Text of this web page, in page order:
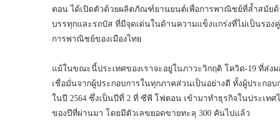
ตอน ได้เปิดตัวด้วยผลิตภัณฑ์ยานยนต์เพื่อการพาณิชย์ที่ล้ำสมัยด้
บรรทุกและรถบัส ที่มีจุดเด่นในด้านความแข็งแกร่งที่ไม่เป็นรอ
การพาณิชย์ของเมืองไทย
แม้ในขณะนี้ประเทศของเราจะอยู่ในภาวะวิกฤติ โควิด-19 ที่ส่ง
เชื่อมั่นจากผู้ประกอบการในทุกภาคส่วนเป็นอย่างดี ทั้งผู้ประกอ
ในปี 2564 ซึ่งเป็นปีที่ 2 ที่ ซีพี โฟตอน เข้ามาทำธุรกิจในประเท
ของปีที่ผ่านมา โดยมีตัวเลขยอดขายทะลุ 300 คันไปแล้ว